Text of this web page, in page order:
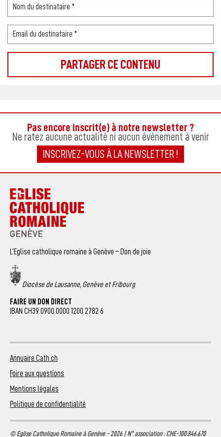
Pas encore inscrit(e) à notre newsletter ?
Ne ratez aucune actualité ni aucun événement à venir
INSCRIVEZ-VOUS À LA NEWSLETTER !
L’Eglise catholique romaine à Genève – Don de joie
Diocèse de Lausanne, Genève et Fribourg
FAIRE UN DON DIRECT
IBAN CH39 0900 0000 1200 2782 6
Annuaire Cath.ch
Foire aux questions
Mentions légales
Politique de confidentialité
© Eglise Catholique Romaine à Genève - 2026 | N° association : CHE-100.846.670